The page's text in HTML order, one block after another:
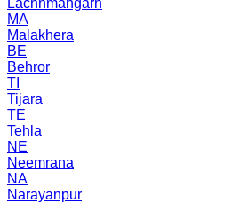
MA
Malakhera
BE
Behror
TI
Tijara
TE
Tehla
NE
Neemrana
NA
Narayanpur